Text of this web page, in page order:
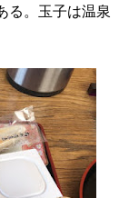
る。玉子は温泉